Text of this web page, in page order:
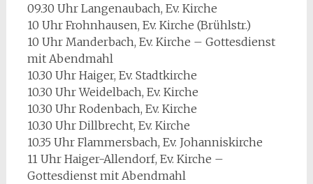
09.30 Uhr Langenaubach, Ev. Kirche
10 Uhr Frohnhausen, Ev. Kirche (Brühlstr.)
10 Uhr Manderbach, Ev. Kirche – Gottesdienst
mit Abendmahl
10.30 Uhr Haiger, Ev. Stadtkirche
10.30 Uhr Weidelbach, Ev. Kirche
10.30 Uhr Rodenbach, Ev. Kirche
10.30 Uhr Dillbrecht, Ev. Kirche
10.35 Uhr Flammersbach, Ev. Johanniskirche
11 Uhr Haiger-Allendorf, Ev. Kirche –
Gottesdienst mit Abendmahl